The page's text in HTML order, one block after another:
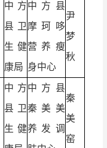
中方
县卫
生健
康局
中方县
摩珂哆
营养瘦
身中心
尹
梦
秋
中方
县卫
生健
中方县
秦美美
养发调
秦
美
窑